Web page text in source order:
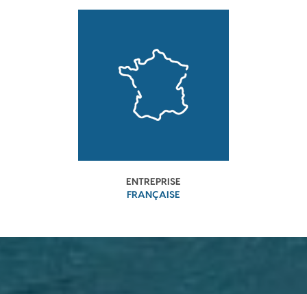
ENTREPRISE
FRANÇAISE